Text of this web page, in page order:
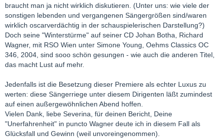
braucht man ja nicht wirklich diskutieren. (Unter uns: wie viele der
sonstigen lebenden und vergangenen Sängergrößen sind/waren
wirklich oscarverdächtig in der schauspielerischen Darstellung?)
Doch seine "Winterstürme" auf seiner CD Johan Botha, Richard
Wagner, mit RSO Wien unter Simone Young, Oehms Classics OC
346, 2004, sind sooo schön gesungen - wie auch die anderen Titel,
das macht Lust auf mehr.
Jedenfalls ist die Besetzung dieser Premiere als echter Luxus zu
werten: diese Sängerriege unter diesem Dirigenten läßt zumindest
auf einen außergewöhnlichen Abend hoffen.
Vielen Dank, liebe Severina, für deinen Bericht, Deine
"Unerfahrenheit" in puncto Wagner deute ich in diesem Fall als
Glücksfall und Gewinn (weil unvoreingenommen).